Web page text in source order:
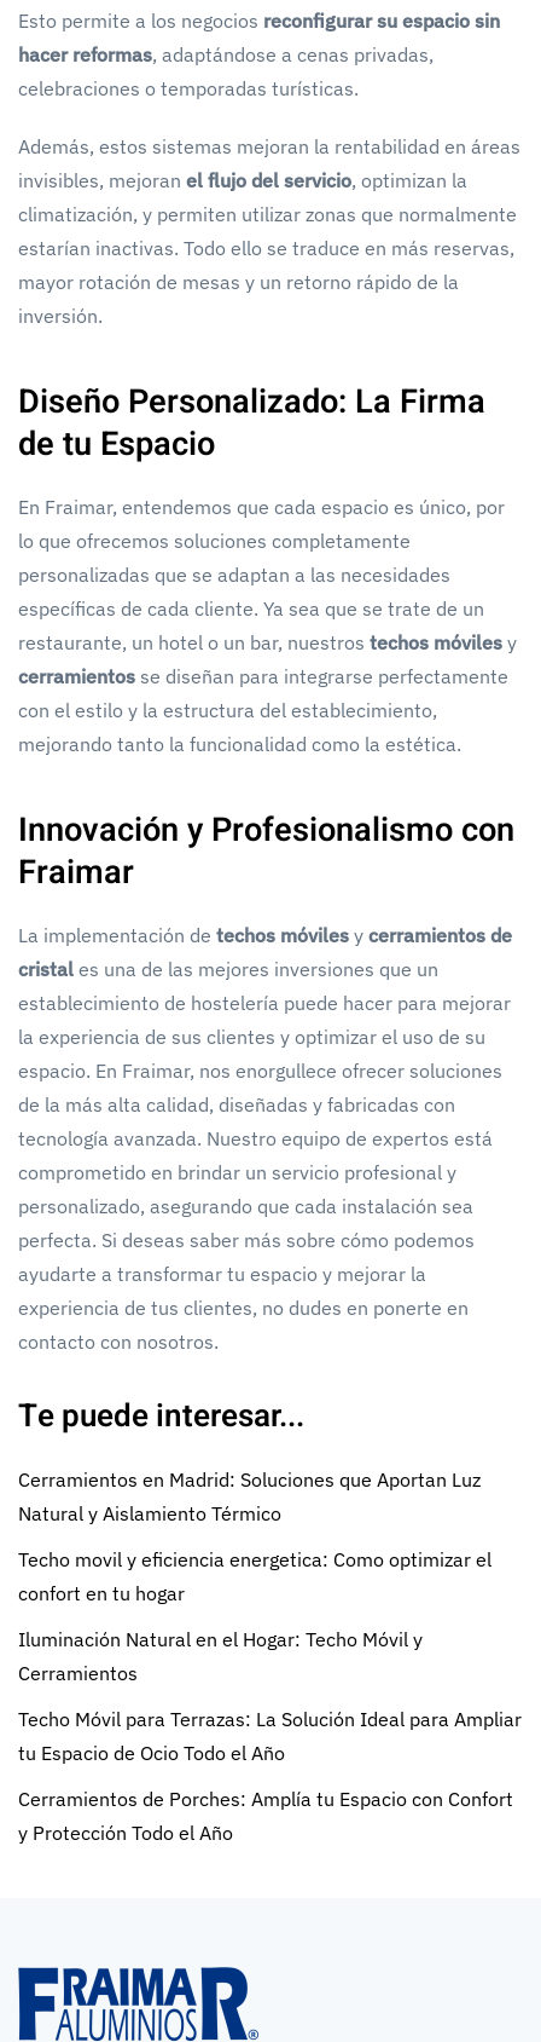
Esto permite a los negocios reconfigurar su espacio sin
hacer reformas, adaptándose a cenas privadas,
celebraciones o temporadas turísticas.
Además, estos sistemas mejoran la rentabilidad en áreas
invisibles, mejoran el flujo del servicio, optimizan la
climatización, y permiten utilizar zonas que normalmente
estarían inactivas. Todo ello se traduce en más reservas,
mayor rotación de mesas y un retorno rápido de la
inversión.
Diseño Personalizado: La Firma
de tu Espacio
En Fraimar, entendemos que cada espacio es único, por
lo que ofrecemos soluciones completamente
personalizadas que se adaptan a las necesidades
específicas de cada cliente. Ya sea que se trate de un
restaurante, un hotel o un bar, nuestros techos móviles y
cerramientos se diseñan para integrarse perfectamente
con el estilo y la estructura del establecimiento,
mejorando tanto la funcionalidad como la estética.
Innovación y Profesionalismo con
Fraimar
La implementación de techos móviles y cerramientos de
cristal es una de las mejores inversiones que un
establecimiento de hostelería puede hacer para mejorar
la experiencia de sus clientes y optimizar el uso de su
espacio. En Fraimar, nos enorgullece ofrecer soluciones
de la más alta calidad, diseñadas y fabricadas con
tecnología avanzada. Nuestro equipo de expertos está
comprometido en brindar un servicio profesional y
personalizado, asegurando que cada instalación sea
perfecta. Si deseas saber más sobre cómo podemos
ayudarte a transformar tu espacio y mejorar la
experiencia de tus clientes, no dudes en ponerte en
contacto con nosotros.
Te puede interesar...
Cerramientos en Madrid: Soluciones que Aportan Luz
Natural y Aislamiento Térmico
Techo movil y eficiencia energetica: Como optimizar el
confort en tu hogar
Iluminación Natural en el Hogar: Techo Móvil y
Cerramientos
Techo Móvil para Terrazas: La Solución Ideal para Ampliar
tu Espacio de Ocio Todo el Año
Cerramientos de Porches: Amplía tu Espacio con Confort
y Protección Todo el Año